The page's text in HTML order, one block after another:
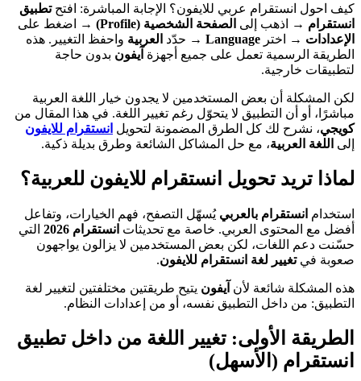
كيف احول انستقرام عربي للايفون؟ الإجابة المباشرة: افتحتطبيق
انستقرام → اذهب إلى الصفحة الشخصية (Profile)
→ اضغط على
الإعدادات → اختر Language → حدّد العربية واحفظ التغيير. هذه
الطريقة الرسمية تعمل على جميع أجهزة آيفون بدون حاجة
لتطبيقات خارجية.
لكن المشكلة أن بعض المستخدمين لا يجدون خيار اللغة العربية
مباشرًا، أو أن التطبيق لا يتحوّل رغم تغيير اللغة. في هذا المقال من
كويجي، نشرح لك كل الطرق المضمونة لتحويل انستقرام للايفون
إلى اللغة العربية، مع حل المشاكل الشائعة وطرق بديلة ذكية.
لماذا تريد تحويل انستقرام للايفون للعربية؟
استخدام انستقرام بالعربي يُسهّل التصفح، فهم الخيارات، وتفاعل
أفضل مع المحتوى العربي. خاصة مع تحديثات انستقرام 2026
التي
حسّنت دعم اللغات، لكن بعض المستخدمين لا يزالون يواجهون
صعوبة فيتغيير لغة انستقرام للايفون.
هذه المشكلة شائعة لأن آيفون يتيح طريقتين مختلفتين لتغيير لغة
التطبيق: من داخل التطبيق نفسه، أو من إعدادات النظام.
الطريقة الأولى: تغيير اللغة من داخل تطبيق
انستقرام (الأسهل)